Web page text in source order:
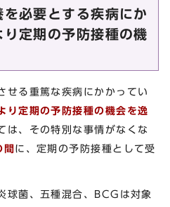
必要とする疾病にか
定期の予防接種の機
る重篤な疾病にかかってい
り定期の予防接種の機会を逸
は、その特別な事情がなくな
間 に、定期の予防接種として受
菌、五種混合、BCGは対象